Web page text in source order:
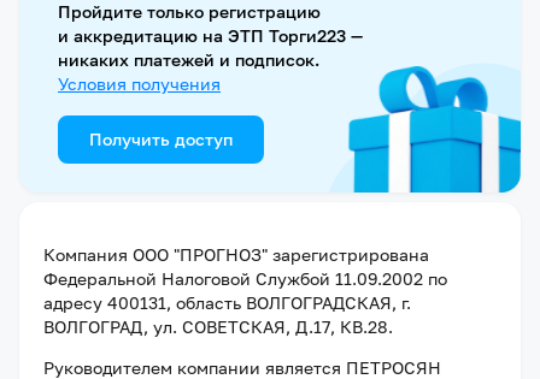
Пройдите только регистрацию
и аккредитацию на ЭТП Торги223 —
никаких платежей и подписок.
Условия получения
Получить доступ
Компания ООО "ПРОГНОЗ" зарегистрирована
Федеральной Налоговой Службой 11.09.2002 по
адресу 400131, область ВОЛГОГРАДСКАЯ, г.
ВОЛГОГРАД, ул. СОВЕТСКАЯ, Д.17, КВ.28.
Руководителем компании является ПЕТРОСЯН